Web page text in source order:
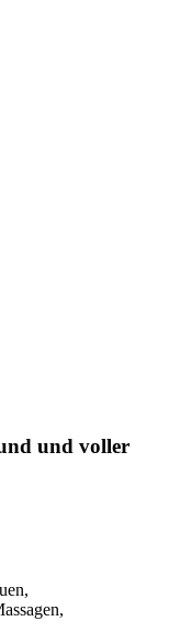
und voller